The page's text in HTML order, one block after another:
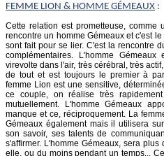
FEMME LION & HOMME GÉMEAUX :
Cette relation est prometteuse,
rencontre un homme Gémeaux et c'est
sont fait pour se lier. C'est la rencontre
complémentaires. L'homme
virevolte dans l'air, très cérébral, très
de tout et est toujours le premier à
femme Lion est une sensitive,
ce couple, on réalise très
mutuellement. L'homme Gémeaux
manque et ce, réciproquement. La
Gémeaux également mais il utilisera
son savoir, ses talents de
s'affirmer. L'homme Gémeaux, sera
elle, ou du moins pendant un temps...